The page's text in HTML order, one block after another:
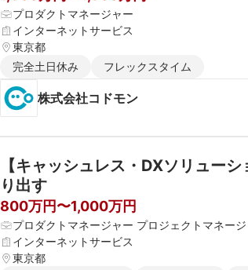
プロダクトマネージャー
インターネットサービス
東京都
完全土日休み
フレックスタイム
株式会社コドモン
【キャッシュレス・DXソリュー
り出す
800万円〜1,000万円
プロダクトマネージャー プロジェクトマネー
インターネットサービス
東京都